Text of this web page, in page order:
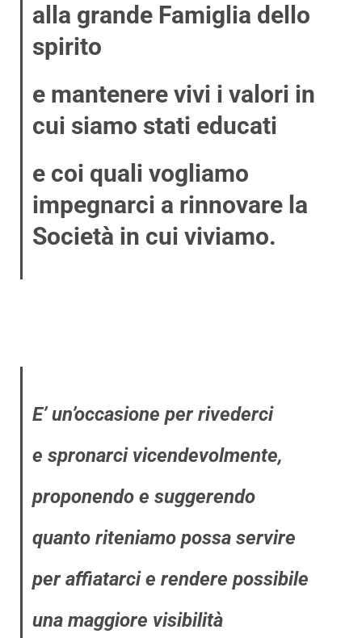
alla grande Famiglia dello
spirito
e mantenere vivi i valori in
cui siamo stati educati
e coi quali vogliamo
impegnarci a rinnovare la
Società in cui viviamo.
E’ un’occasione per rivederci
e spronarci vicendevolmente,
proponendo e suggerendo
quanto riteniamo possa servire
per affiatarci e rendere possibile
una maggiore visibilità